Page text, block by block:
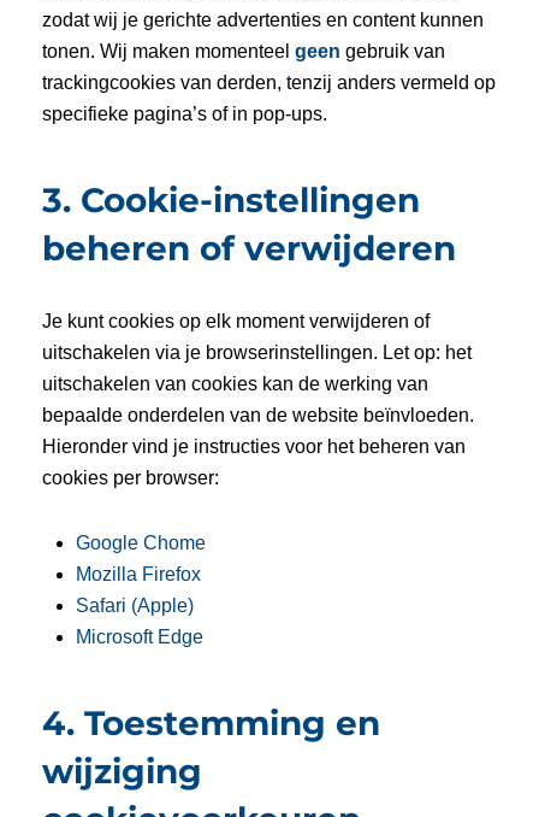
zodat wij je gerichte advertenties en content kunnen
tonen. Wij maken momenteel geen gebruik van
trackingcookies van derden, tenzij anders vermeld op
specifieke pagina’s of in pop-ups.
3. Cookie-instellingen
beheren of verwijderen
Je kunt cookies op elk moment verwijderen of
uitschakelen via je browserinstellingen. Let op: het
uitschakelen van cookies kan de werking van
bepaalde onderdelen van de website beïnvloeden.
Hieronder vind je instructies voor het beheren van
cookies per browser:
Google Chome
Mozilla Firefox
Safari (Apple)
Microsoft Edge
4. Toestemming en
wijziging